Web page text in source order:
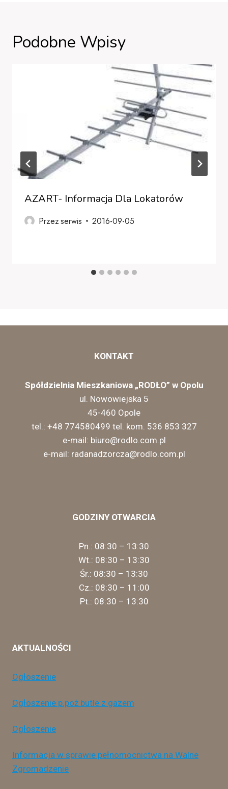
Podobne Wpisy
AZART- Informacja Dla Lokatorów
Przezserwis 2016-09-05
KONTAKT
Spółdzielnia Mieszkaniowa „RODŁO” w Opolu
ul. Nowowiejska 5
45-460 Opole
tel.: +48 774580499 tel. kom. 536 853 327
e-mail: biuro@rodlo.com.pl
e-mail: radanadzorcza@rodlo.com.pl
GODZINY OTWARCIA
Pn.: 08:30 – 13:30
Wt.: 08:30 – 13:30
Śr.: 08:30 – 13:30
Cz.: 08:30 – 11:00
Pt.: 08:30 – 13:30
AKTUALNOŚCI
Ogłoszenie
Ogłoszenie p.poż butle z gazem
Ogłoszenie
Informacja w sprawie pełnomocnictwa na Walne
Zgromadzenie